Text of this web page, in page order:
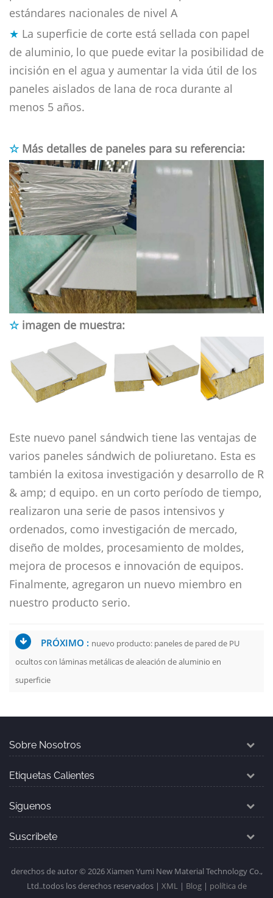
estándares nacionales de nivel A
★ La superficie de corte está sellada con papel
de aluminio, lo que puede evitar la posibilidad de
incisión en el agua y aumentar la vida útil de los
paneles aislados de lana de roca durante al
menos 5 años.
☆ Más detalles de paneles para su referencia:
☆ imagen de muestra:
Este nuevo panel sándwich tiene las ventajas de
varios paneles sándwich de poliuretano. Esta es
también la exitosa investigación y desarrollo de R
& amp; d equipo. en un corto período de tiempo,
realizaron una serie de pasos intensivos y
ordenados, como investigación de mercado,
diseño de moldes, procesamiento de moldes,
mejora de procesos e innovación de equipos.
Finalmente, agregaron un nuevo miembro en
nuestro producto serio.
PRÓXIMO : nuevo producto: paneles de pared de PU
ocultos con láminas metálicas de aleación de aluminio en
superficie
Sobre Nosotros
Etiquetas Calientes
Síguenos
Suscribete
derechos de autor © 2026 Xiamen Yumi New Material Technology Co.,
Ltd..todos los derechos reservados | XML| Blog| política de